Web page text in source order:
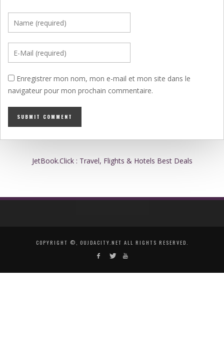
Enregistrer mon nom, mon e-mail et mon site dans le
navigateur pour mon prochain commentaire.
JetBook.Click : Travel, Flights & Hotels Best Deals
COPYRIGHT ©, OUJDACITY.NET ALL RIGHTS RESERVED.